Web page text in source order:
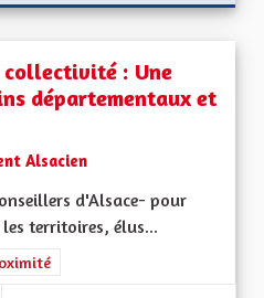
: Une
départementaux et
Alsacien
d'Alsace- pour
territoires, élus...
: Les services publics en